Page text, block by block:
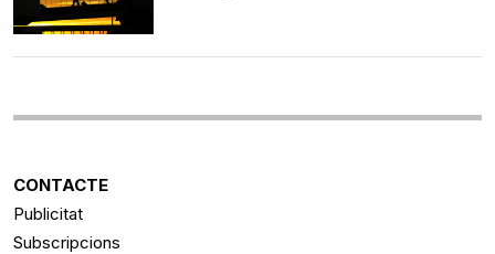
CONTACTE
Publicitat
Subscripcions